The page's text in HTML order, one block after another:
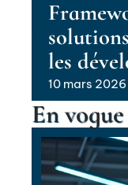
les
10 mars 2026
En vogue